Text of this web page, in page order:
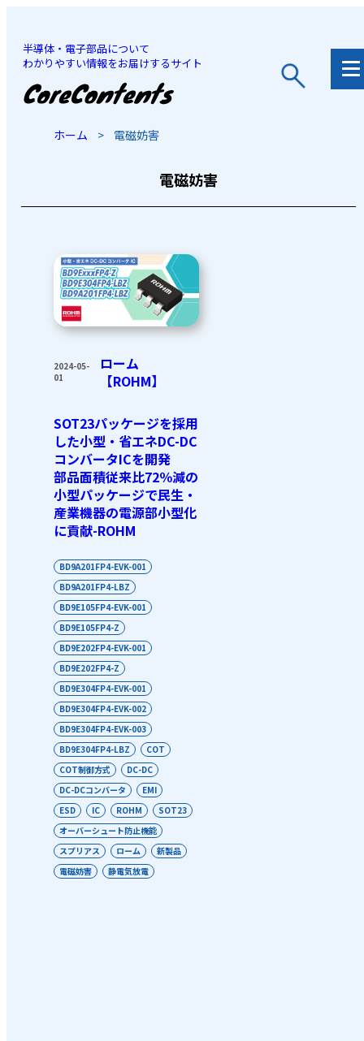
半導体・電子部品について
わかりやすい情報をお届けするサイト
JP
ホーム > 電磁妨害
電磁妨害
2024-05-
01
ローム
【ROHM】
SOT23パッケージを採用
した小型・省エネDC-DC
コンバータICを開発
部品面積従来比72％減の
小型パッケージで民生・
産業機器の電源部小型化
に貢献-ROHM
BD9A201FP4-EVK-001
BD9A201FP4-LBZ
BD9E105FP4-EVK-001
BD9E105FP4-Z
BD9E202FP4-EVK-001
BD9E202FP4-Z
BD9E304FP4-EVK-001
BD9E304FP4-EVK-002
BD9E304FP4-EVK-003
BD9E304FP4-LBZ
COT
COT制御方式
DC-DC
DC-DCコンバータ
EMI
ESD
IC ROHM
SOT23
オーバーシュート防止機能
スプリアス
ローム
新製品
電磁妨害
静電気放電